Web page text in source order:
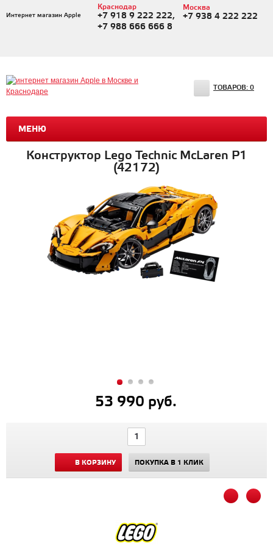
Интернет магазин Apple
Краснодар
+7 918 9 222 222,
+7 988 666 666 8
Москва
+7 938 4 222 222
МЕНЮ
ТОВАРОВ: 0
Конструктор Lego Technic McLaren P1
(42172)
53 990 руб.
В КОРЗИНУ ПОКУПКА В 1 КЛИК